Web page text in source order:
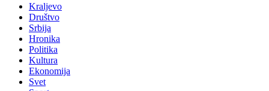
Kraljevo
Društvo
Srbija
Hronika
Politika
Kultura
Ekonomija
Svet